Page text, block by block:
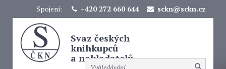
Spojení: +420 272 660 644 sckn@sckn.cz
Svaz českých
knihkupců
a nakladatelů